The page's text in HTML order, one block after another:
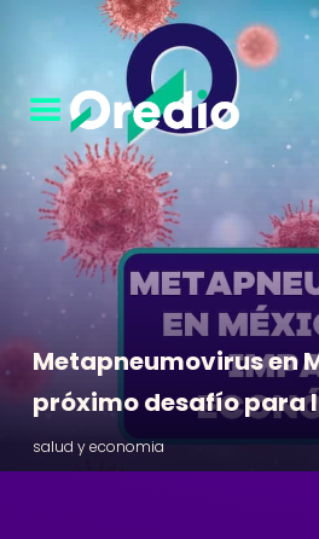
Metapneumovirus en
próximo desafío para
salud y economia